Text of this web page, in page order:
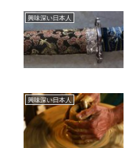
興味深い日本人
興味深い日本人